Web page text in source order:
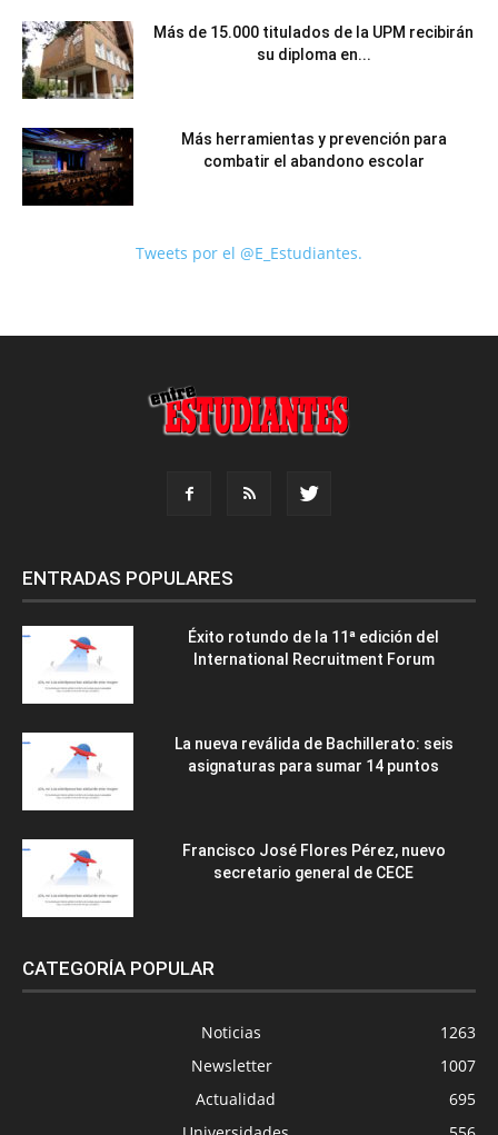
Más de 15.000 titulados de la UPM recibirán
su diploma en...
Más herramientas y prevención para
combatir el abandono escolar
Tweets por el @E_Estudiantes.
ENTRADAS POPULARES
Éxito rotundo de la 11ª edición del
International Recruitment Forum
La nueva reválida de Bachillerato: seis
asignaturas para sumar 14 puntos
Francisco José Flores Pérez, nuevo
secretario general de CECE
CATEGORÍA POPULAR
Noticias
1263
Newsletter
1007
Actualidad
695